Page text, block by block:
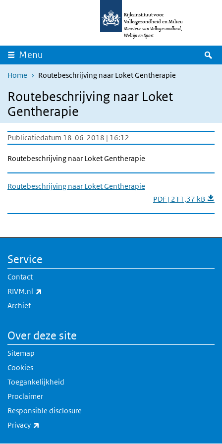
Overslaan en naar de inhoud gaan
Rijksinstituut voor
Volksgezondheid en Milieu
Ministerie van Volksgezondheid,
Welzijn en Sport
Menu
Home Routebeschrijving naar Loket Gentherapie
Routebeschrijving naar Loket
Gentherapie
Publicatiedatum 18-06-2018 | 16:12
Routebeschrijving naar Loket Gentherapie
Routebeschrijving naar Loket Gentherapie
PDF | 211,37 kB
Service
Contact
RIVM.nl
Archief
Over deze site
Sitemap
Cookies
Toegankelijkheid
Proclaimer
Responsible disclosure
Privacy